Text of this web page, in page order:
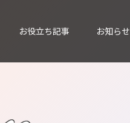
お役立ち記事 お知らせ